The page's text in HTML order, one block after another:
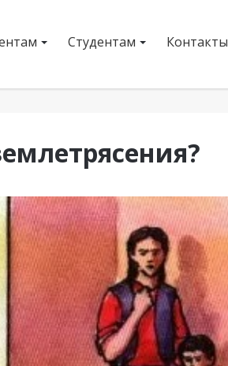
Студентам Контакты